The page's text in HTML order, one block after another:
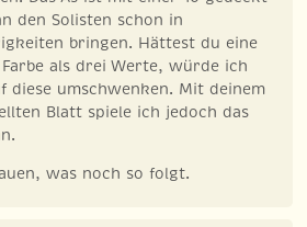
den Solisten schon in
bringen. Hättest du eine
als drei Werte, würde ich
diese umschwenken. Mit deinem
Blatt spiele ich jedoch das
was noch so folgt.